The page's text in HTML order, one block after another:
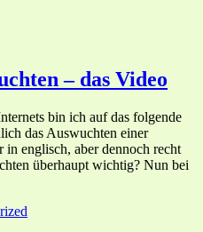
– das Video
bin ich auf das folgende
das Auswuchten einer
englisch, aber dennoch recht
überhaupt wichtig? Nun bei